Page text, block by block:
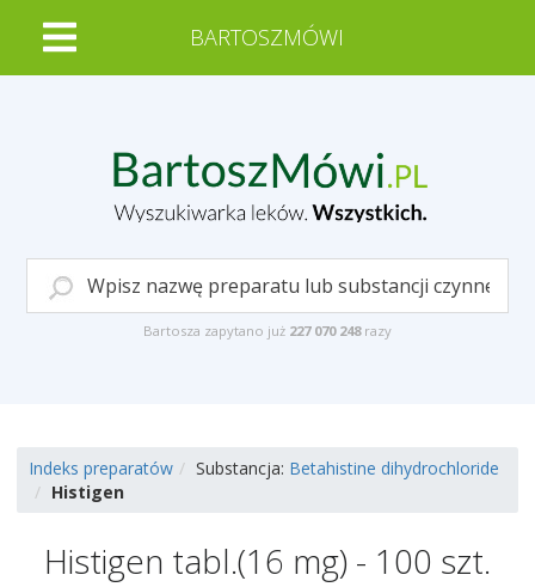
BARTOSZMÓWI
Bartosza zapytano już 227 070 248 razy
Indeks preparatów Substancja: Betahistine dihydrochloride
Histigen
Histigen tabl.(16 mg) - 100 szt.